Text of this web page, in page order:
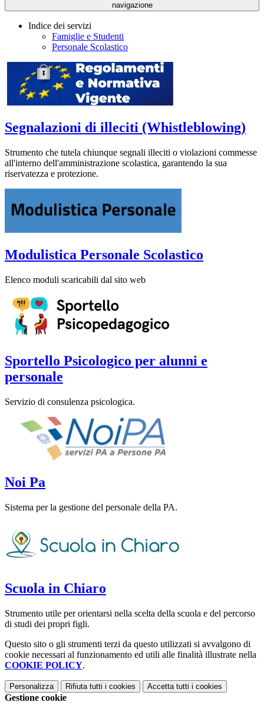
navigazione
Indice dei servizi
Famiglie e Studenti
Personale Scolastico
Segnalazioni di illeciti (Whistleblowing)
Strumento che tutela chiunque segnali illeciti o violazioni commesse
all'interno dell'amministrazione scolastica, garantendo la sua
riservatezza e protezione.
Modulistica Personale Scolastico
Elenco moduli scaricabili dal sito web
Sportello Psicologico per alunni e
personale
Servizio di consulenza psicologica.
Noi Pa
Sistema per la gestione del personale della PA.
Scuola in Chiaro
Strumento utile per orientarsi nella scelta della scuola e del percorso
di studi dei propri figli.
Questo sito o gli strumenti terzi da questo utilizzati si avvalgono di
cookie necessari al funzionamento ed utili alle finalità illustrate nella
COOKIE POLICY.
Personalizza Rifiuta tutti i cookies Accetta tutti i cookies
Gestione cookie